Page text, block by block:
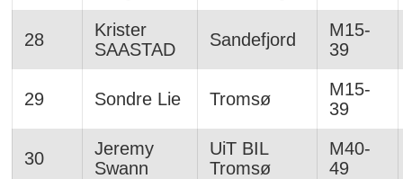
28
Krister
SAASTAD
Sandefjord
M15-
39
29 Sondre Lie Tromsø
M15-
39
30
Jeremy
Swann
UiT BIL
Tromsø
M40-
49